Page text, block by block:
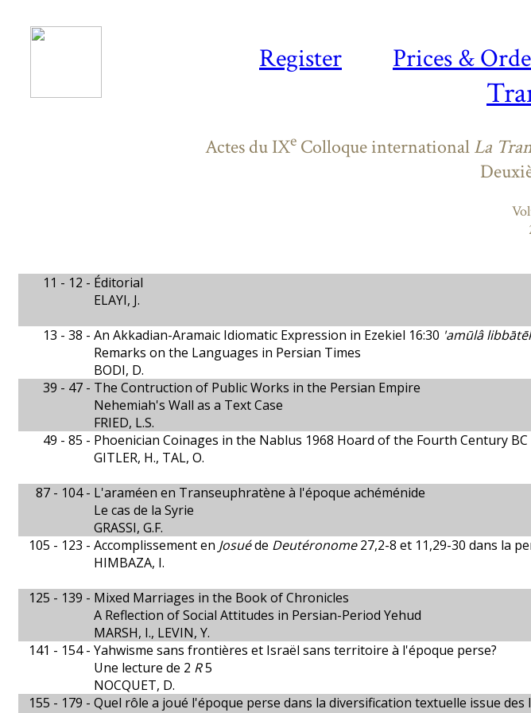
Register Prices &
Actes du IXe Colloque internationalLa
11 - 12 - Éditorial
ELAYI, J.
13 - 38 - An Akkadian-Aramaic Idiomatic Expression in Ezekiel 16:30 'amūlâ
Remarks on the Languages in Persian Times
BODI, D.
39 - 47 - The Contruction of Public Works in the Persian Empire
Nehemiah's Wall as a Text Case
FRIED, L.S.
49 - 85 - Phoenician Coinages in the Nablus 1968 Hoard of the Fourth Century BC
GITLER, H., TAL, O.
87 - 104 - L'araméen en Transeuphratène à l'époque achéménide
Le cas de la Syrie
GRASSI, G.F.
105 - 123 - Accomplissement en Josuéde Deutéronome27,2-8 et 11,29-30 dans la
HIMBAZA, I.
125 - 139 - Mixed Marriages in the Book of Chronicles
A Reflection of Social Attitudes in Persian-Period Yehud
MARSH, I., LEVIN, Y.
141 - 154 - Yahwisme sans frontières et Israël sans territoire à l'époque perse?
Une lecture de 2 R5
NOCQUET, D.
155 - 179 - Quel rôle a joué l'époque perse dans la diversification textuelle issue des